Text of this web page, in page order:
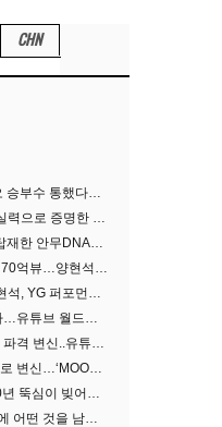
CHN
트레저, 힙합 포트폴리오 승부수 통했다…데뷔 6주년 새 도약
‘6주년’ 트레저, 압도적 실력으로 증명한 ‘YG의 보물’ 진가
‘서태지와 아이들’부터 탑재한 안무DNA…양현석, YG 퍼포먼스 비디오 70억 뷰 신화의 시작
YG 퍼포먼스 영상 69편 70억뷰…양현석 제작 철학 통했다
“69편·70억 뷰 기적” 양현석, YG 퍼포먼스 비디오 100% 직접 만든 이유
베이비몬스터, 또 일냈다…유튜브 월드와이드 1위
베이비몬스터, 뱀파이어 파격 변신..유튜브 트렌딩 1위 직행
베이비몬스터, 뱀파이어로 변신…‘MOON’으로 찍은 3개월 프로젝트
“최초·최다·최단” YG, 30년 뚝심이 빚어낸 K팝 투어의 새 지평
YG 30주년, K팝 공연계에 어떤 것을 남겼나